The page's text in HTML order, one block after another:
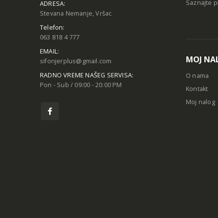
ADRESA:
Stevana Nemanje, Vršac
Telefon:
063 818 4 777
EMAIL:
sifonjerplus@gmail.com
RADNO VREME NAŠEG SERVISA:
Pon - Sub / 09:00 - 20:00 PM
Saznajte
MOJ
O nama
Kontakt
Moj nalog